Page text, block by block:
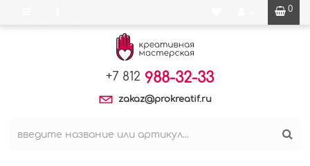
0
+7 812 988-32-33
zakaz@prokreatif.ru